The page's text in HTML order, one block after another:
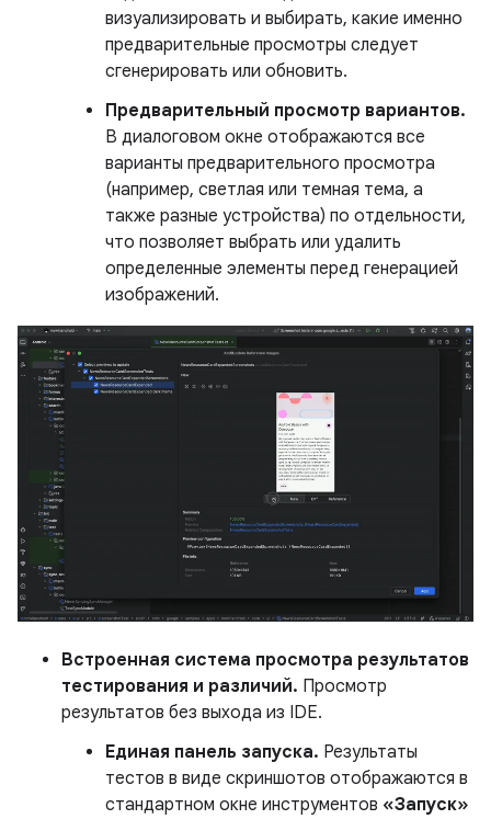
визуализировать и выбирать, какие именно
предварительные просмотры следует
сгенерировать или обновить.
Предварительный просмотр вариантов.
В диалоговом окне отображаются все
варианты предварительного просмотра
(например, светлая или темная тема, а
также разные устройства) по отдельности,
что позволяет выбрать или удалить
определенные элементы перед генерацией
изображений.
Встроенная система просмотра результатов
тестирования и различий. Просмотр
результатов без выхода из IDE.
Единая панель запуска. Результаты
тестов в виде скриншотов отображаются в
стандартном окне инструментов «Запуск»